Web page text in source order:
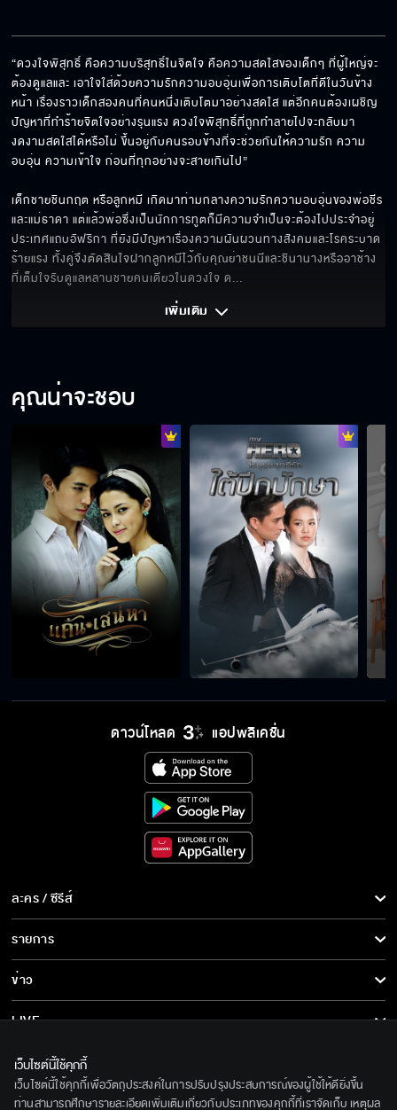
“ดวงใจพิสุทธิ์ คือความบริสุทธิ์ในจิตใจ คือความสดใสของเด็กๆ ที่ผู้ใหญ่จะ
ต้องดูแลและ เอาใจใส่ด้วยความรักความอบอุ่นเพื่อการเติบโตที่ดีในวันข้าง
หน้า เรื่องราวเด็กสองคนที่คนหนึ่งเติบโตมาอย่างสดใส แต่อีกคนต้องเผชิญ
ปัญหาที่ทำร้ายจิตใจอย่างรุนแรง ดวงใจพิสุทธิ์ที่ถูกทำลายไปจะกลับมา
งดงามสดใสได้หรือไม่ ขึ้นอยู่กับคนรอบข้างที่จะช่วยกันให้ความรัก ความ
อบอุ่น ความเข้าใจ ก่อนที่ทุกอย่างจะสายเกินไป”
เด็กชายชินกฤต หรือลูกหมี เกิดมาท่ามกลางความรักความอบอุ่นของพ่อชีร
และแม่ธาดา แต่แล้วพ่อซึ่งเป็นนักการทูตก็มีความจำเป็นจะต้องไปประจำอยู่
ประเทศแถบอัฟริกา ที่ยังมีปัญหาเรื่องความผันผวนทางสังคมและโรคระบาด
ร้ายแรง ทั้งคู่จึงตัดสินใจฝากลูกหมีไว้กับคุณย่าชนนีและชินานางหรืออาช้าง
ที่เต็มใจรับดูแลหลานชายคนเดียวในดวงใจ ด...
เพิ่มเติม
คุณน่าจะชอบ
ดาวน์โหลด แอปพลิเคชั่น
ละคร / ซีรีส์
ละคร/ซีรีส์
ซีรีส์นานาชาติ
การ์ตูน & เกม
รายการ
รายการทั้งหมด
ข่าว
ข่าวทั้งหมด
ข่าวประชาสัมพันธ์
LIVE
เกี่ยวกับเรา
BEC World
ติดตามเราได้ที่
เว็บไซต์นี้ใช้คุกกี้
เว็บไซต์นี้ใช้คุกกี้เพื่อวัตถุประสงค์ในการปรับปรุงประสบการณ์ของผู้ใช้ให้ดียิ่งขึ้น
ท่านสามารถศึกษารายละเอียดเพิ่มเติมเกี่ยวกับประเภทของคุกกี้ที่เราจัดเก็บ เหตุผล